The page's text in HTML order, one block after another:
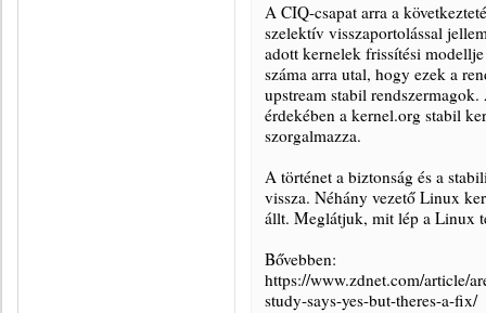
A CIQ-csapat arra a
szelektív visszaportolással
adott kernelek frissítési
száma arra utal, hogy ezek a
upstream stabil
érdekében a kernel.org stabil
szorgalmazza.
A történet a biztonság és a
vissza. Néhány vezető Linux
állt. Meglátjuk, mit lép a Linux
Bővebben:
https://www.zdnet.com/article/
study-says-yes-but-theres-a-fix/